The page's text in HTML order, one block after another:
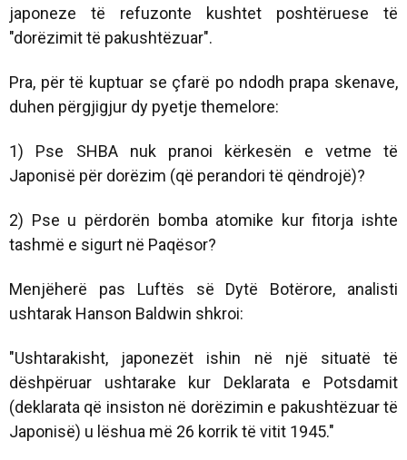
japoneze të refuzonte kushtet poshtëruese të
"dorëzimit të pakushtëzuar".
Pra, për të kuptuar se çfarë po ndodh prapa skenave,
duhen përgjigjur dy pyetje themelore:
1) Pse SHBA nuk pranoi kërkesën e vetme të
Japonisë për dorëzim (që perandori të qëndrojë)?
2) Pse u përdorën bomba atomike kur fitorja ishte
tashmë e sigurt në Paqësor?
Menjëherë pas Luftës së Dytë Botërore, analisti
ushtarak Hanson Baldwin shkroi:
"Ushtarakisht, japonezët ishin në një situatë të
dëshpëruar ushtarake kur Deklarata e Potsdamit
(deklarata që insiston në dorëzimin e pakushtëzuar të
Japonisë) u lëshua më 26 korrik të vitit 1945."